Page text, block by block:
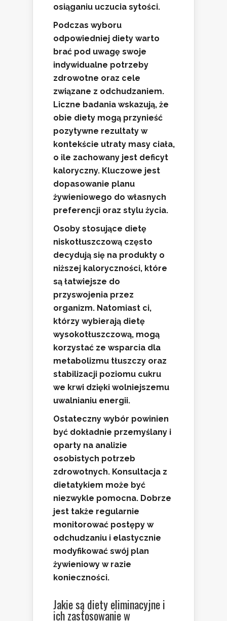
osiąganiu uczucia sytości.
Podczas wyboru
odpowiedniej diety warto
brać pod uwagę swoje
indywidualne potrzeby
zdrowotne oraz cele
związane z odchudzaniem.
Liczne badania wskazują, że
obie diety mogą przynieść
pozytywne rezultaty w
kontekście utraty masy ciała,
o ile zachowany jest deficyt
kaloryczny. Kluczowe jest
dopasowanie planu
żywieniowego do własnych
preferencji oraz stylu życia.
Osoby stosujące dietę
niskotłuszczową często
decydują się na produkty o
niższej kaloryczności, które
są łatwiejsze do
przyswojenia przez
organizm. Natomiast ci,
którzy wybierają dietę
wysokotłuszczową, mogą
korzystać ze wsparcia dla
metabolizmu tłuszczy oraz
stabilizacji poziomu cukru
we krwi dzięki wolniejszemu
uwalnianiu energii.
Ostateczny wybór powinien
być dokładnie przemyślany i
oparty na analizie
osobistych potrzeb
zdrowotnych. Konsultacja z
dietatykiem może być
niezwykle pomocna. Dobrze
jest także regularnie
monitorować postępy w
odchudzaniu i elastycznie
modyfikować swój plan
żywieniowy w razie
konieczności.
Jakie są diety eliminacyjne i
ich zastosowanie w